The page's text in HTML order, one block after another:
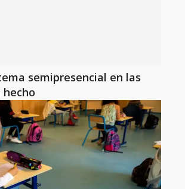
semipresencial en las
hecho